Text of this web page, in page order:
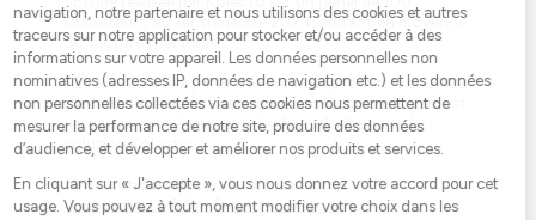
utilisateurs, au 1er trimestre 2024, éditant en moyenne
30 factures par mois.
² Étude réalisée à partir des données produites en 2022
par le Ministère des Finances et des Comptes publics et
les entretiens réalisés auprès des utilisateurs de la
solution Kolecto.
³ Voir conditions conditions sur le site
www.kolecto.fr/tarifs-partenaire-ca